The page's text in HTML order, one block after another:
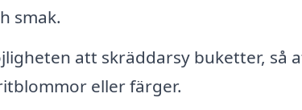
smak.
att skräddarsy buketter, så
eller färger.